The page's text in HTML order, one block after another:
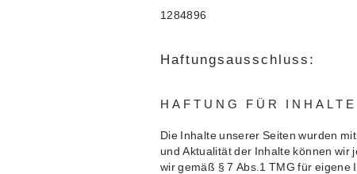
1284896
Haftungsausschluss:
HAFTUNG FÜR INHALTE
Die Inhalte unserer Seiten wurden
und Aktualität der Inhalte können wir
wir gemäß § 7 Abs.1 TMG für